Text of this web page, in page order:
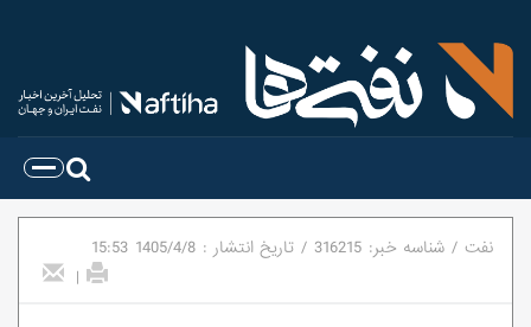
نفت / شناسه خبر: 316215
/ تاریخ انتشار : 1405/4/8
15:53
|